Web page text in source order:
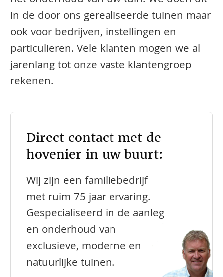
in de door ons gerealiseerde tuinen maar
ook voor bedrijven, instellingen en
particulieren. Vele klanten mogen we al
jarenlang tot onze vaste klantengroep
rekenen.
Direct contact met de
hovenier in uw buurt:
Wij zijn een familiebedrijf
met ruim 75 jaar ervaring.
Gespecialiseerd in de aanleg
en onderhoud van
exclusieve, moderne en
natuurlijke tuinen.